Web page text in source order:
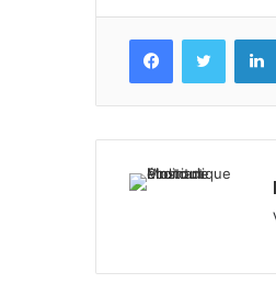
FacebookTwitter